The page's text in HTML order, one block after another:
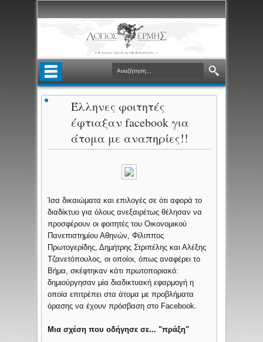
Έλληνες φοιτητές
έφτιαξαν facebook για
άτομα με αναπηρίες!!
Ίσα δικαιώματα και επιλογές σε ότι αφορά το
διαδίκτυο για όλους ανεξαιρέτως θέλησαν να
προσφέρουν οι φοιτητές του Οικονομικού
Πανεπιστημίου Αθηνών, Φίλιππος
Πρωτογερίδης, Δηµήτρης Στριπέλης και Αλέξης
Τζανετόπουλος, οι οποίοι, όπως αναφέρει το
Βήμα, σκέφτηκαν κάτι πρωτοποριακό:
δημιούργησαν μία διαδικτυακή εφαρμογή η
οποία επιτρέπει στα άτομα με προβλήματα
όρασης να έχουν πρόσβαση στο Facebook.
Μια σχέση που οδήγησε σε... "πράξη"